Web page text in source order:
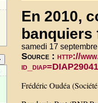
En 2010,
banquiers
samedi 17
Source : http://
Frédéric Oudéa